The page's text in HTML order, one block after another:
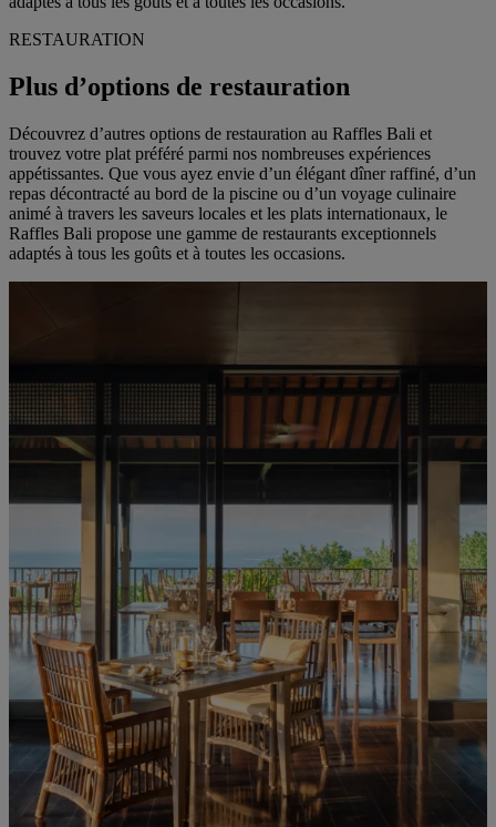
RESTAURATION
Plus d’options de restauration
Découvrez d’autres options de restauration au Raffles Bali et
trouvez votre plat préféré parmi nos nombreuses expériences
appétissantes. Que vous ayez envie d’un élégant dîner raffiné, d’un
repas décontracté au bord de la piscine ou d’un voyage culinaire
animé à travers les saveurs locales et les plats internationaux, le
Raffles Bali propose une gamme de restaurants exceptionnels
adaptés à tous les goûts et à toutes les occasions.